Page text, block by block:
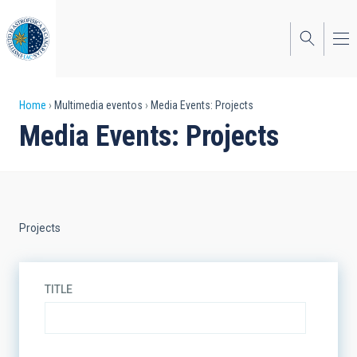
to
main
content
Breadcrumb
Home Multimedia eventos Media Events: Projects
Media Events: Projects
Projects
TITLE